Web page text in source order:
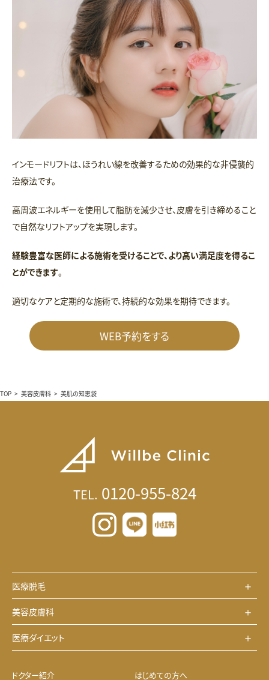
インモードリフトは、ほうれい線を改善するための効果的な非侵襲的
治療法です。
高周波エネルギーを使用して脂肪を減少させ、皮膚を引き締めること
で自然なリフトアップを実現します。
経験豊富な医師による施術を受けることで、より高い満足度を得るこ
とができます。
適切なケアと定期的な施術で、持続的な効果を期待できます。
WEB予約をする
TOP > 美容皮膚科 > 美肌の知恵袋
TEL. 0120-955-824
医療脱毛
美容皮膚科
医療ダイエット
ドクター紹介 はじめての方へ